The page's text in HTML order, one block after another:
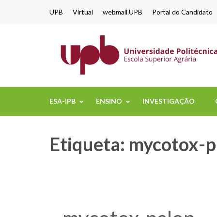
UPB Virtual webmail.UPB Portal do Candidato
ESA-IPB ENSINO INVESTIGAÇÃO
Etiqueta: mycotox-